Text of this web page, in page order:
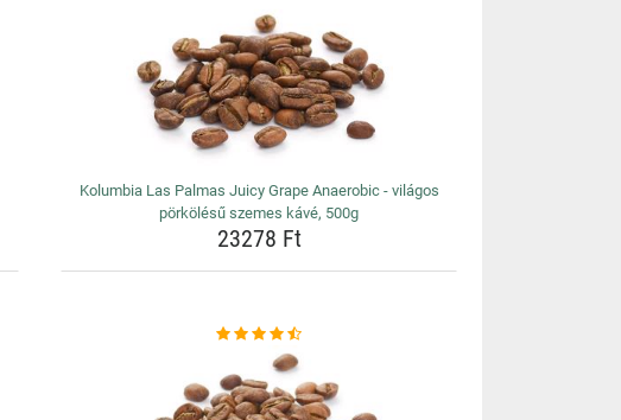
Kolumbia Las Palmas Juicy Grape Anaerobic - világos
pörkölésű szemes kávé, 500g
23278 Ft